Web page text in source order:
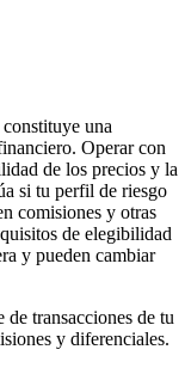
una
Operar con
de los precios y la
si tu perfil de riesgo
comisiones y otras
de elegibilidad
y pueden cambiar
transacciones de tu
y diferenciales.